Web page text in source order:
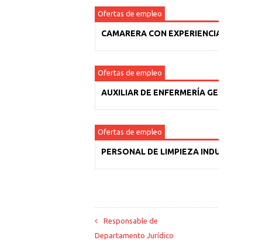
Ofertas de empleo
CAMARERA CON EXPERIENCIA
Ofertas de empleo
AUXILIAR DE ENFERMERÍA GERIÁTRICA
Ofertas de empleo
PERSONAL DE LIMPIEZA INDUSTRIAL
Responsable de
Departamento Jurídico